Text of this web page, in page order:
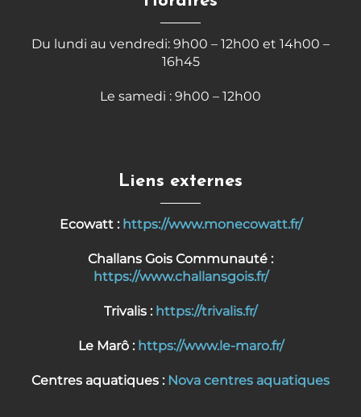
Du lundi au vendredi: 9h00 – 12h00 et 14h00 –
16h45
Le samedi : 9h00 – 12h00
Liens externes
Ecowatt : https://www.monecowatt.fr/
Challans Gois Communauté :
https://www.challansgois.fr/
Trivalis : https://trivalis.fr/
Le Marô : https://www.le-maro.fr/
Centres aquatiques : Nova centres aquatiques